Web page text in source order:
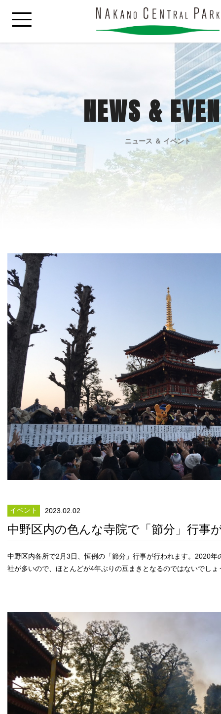
NEWS &
ニュース ＆ イベント
イベント 2023.02.02
中野区内の色んな寺院で「節分」行事
中野区内各所で2月3日、恒例の「節分」行事が行われます。2020年
社が多いので、ほとんどが4年ぶりの豆まきとなるのではないでしょ